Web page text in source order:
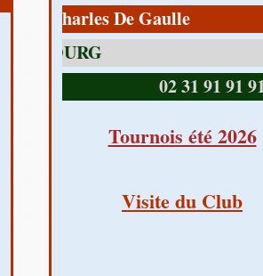
Charles De Gaulle
02 31 91 91 91
Tournois été 2026
Visite du Club